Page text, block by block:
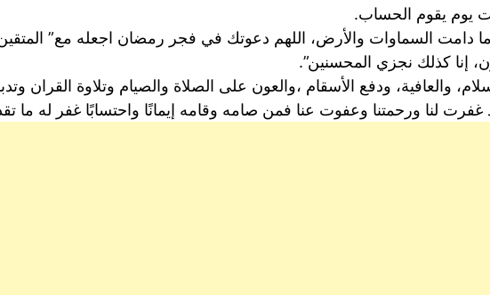
يوم يقوم الحساب.
ما دامت السماوات والأرض، اللهم دعوتك في فجر رمضان اجعله مع”
إنا كذلك نجزي المحسنين”.
والعافية، ودفع الأسقام ،والعون على الصلاة والصيام وتلاوة القران
لنا ورحمتنا وعفوت عنا فمن صامه وقامه إيمانًا واحتسابًا غفر له ما